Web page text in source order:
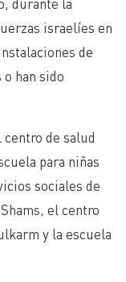
durante la
israelíes en
de
o han sido
de salud
para niñas
sociales de
el centro
y la escuela